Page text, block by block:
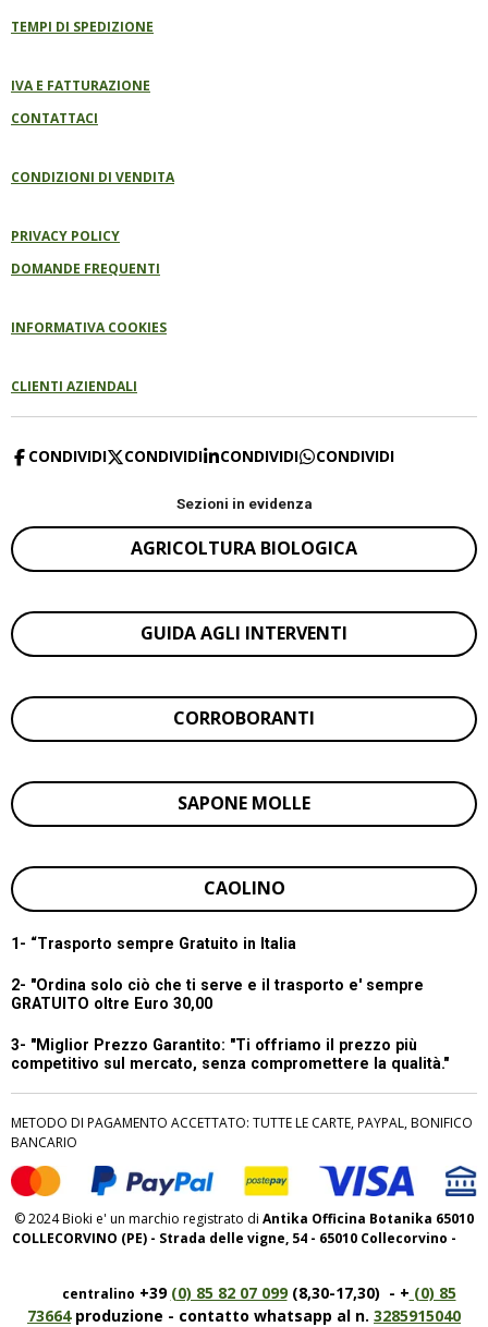
TEMPI DI SPEDIZIONE
IVA E FATTURAZIONE
CONTATTACI
CONDIZIONI DI VENDITA
PRIVACY POLICY
DOMANDE FREQUENTI
INFORMATIVA COOKIES
CLIENTI AZIENDALI
CONDIVIDI CONDIVIDI CONDIVIDI CONDIVIDI
Sezioni in evidenza
AGRICOLTURA BIOLOGICA
GUIDA AGLI INTERVENTI
CORROBORANTI
SAPONE MOLLE
CAOLINO
1- “Trasporto sempre Gratuito in Italia
2- "Ordina solo ciò che ti serve e il trasporto e' sempre
GRATUITO oltre Euro 30,00
3- "Miglior Prezzo Garantito: "Ti offriamo il prezzo più
competitivo sul mercato, senza compromettere la qualità."
METODO DI PAGAMENTO ACCETTATO: TUTTE LE CARTE, PAYPAL, BONIFICO
BANCARIO
© 2024 Bioki e' un marchio registrato di Antika Officina Botanika 65010
COLLECORVINO (PE) - Strada delle vigne, 54 - 65010 Collecorvino -
centralino +39 (0) 85 82 07 099(8,30-17,30) - + (0) 85
73664produzione - contatto whatsapp al n. 3285915040